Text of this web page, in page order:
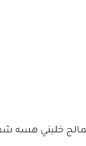
خليني هسه